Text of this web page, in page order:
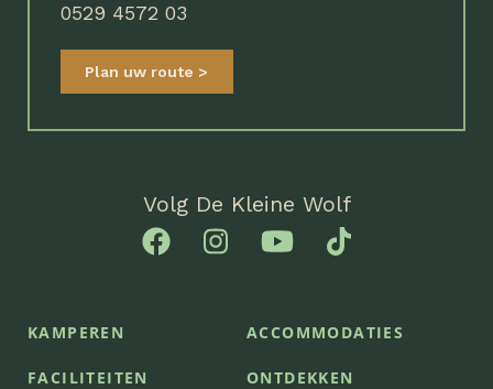
0529 4572 03
Plan uw route
Volg De Kleine Wolf
KAMPEREN ACCOMMODATIES
FACILITEITEN ONTDEKKEN